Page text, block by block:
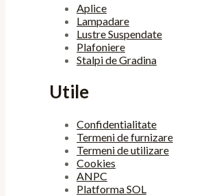
Aplice
Lampadare
Lustre Suspendate
Plafoniere
Stalpi de Gradina
Utile
Confidentialitate
Termeni de furnizare
Termeni de utilizare
Cookies
ANPC
Platforma SOL